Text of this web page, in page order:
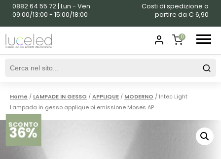
0882 64 55 72 | Lun - Ven
09:00/13:00 - 15:00/18:00
Costi di spedizione a
partire da € 6,90
0
SHOPPING
Home / LAMPADE IN GESSO /APPLIQUE / MODERNO / Intec Light
Lampada in gesso applique bi emissione Moses AP
SCONTO
36%